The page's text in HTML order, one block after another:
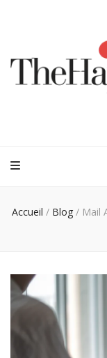
Accueil / Blog / Mail